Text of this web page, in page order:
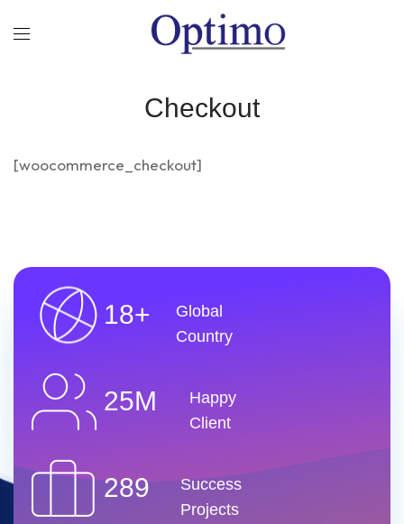
Checkout
[woocommerce_checkout]
18+
Global
Country
25M
Happy
Client
289
Success
Projects